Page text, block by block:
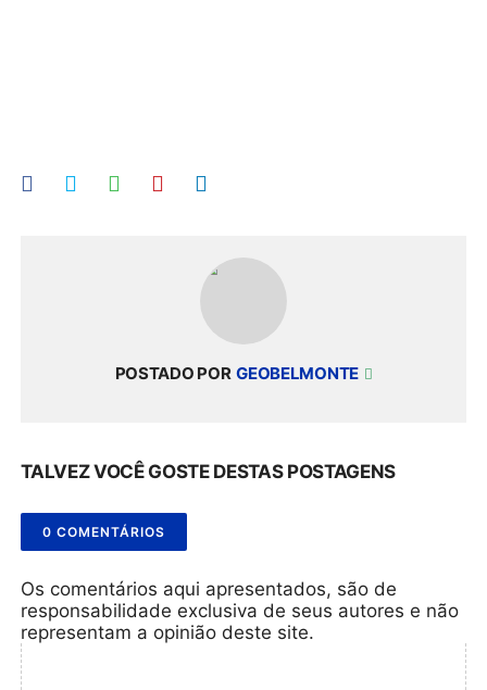
POSTADO POR GEOBELMONTE
TALVEZ VOCÊ GOSTE DESTAS POSTAGENS
0 COMENTÁRIOS
Os comentários aqui apresentados, são de
responsabilidade exclusiva de seus autores e não
representam a opinião deste site.